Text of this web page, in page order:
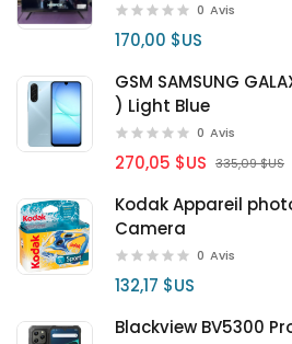
0 Avis
170,00 $US
GSM SAMSUNG
) Light Blue
0 Avis
270,05 $US 335,09 $US
Kodak Appareil
Camera
0 Avis
132,17 $US
Blackview BV5300